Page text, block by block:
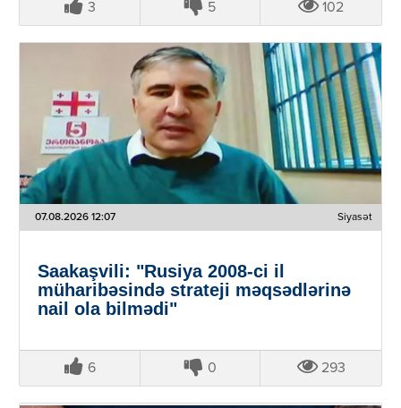
3 5 102
07.08.2026 12:07 Siyasət
Saakaşvili: "Rusiya 2008-ci il
müharibəsində strateji məqsədlərinə
nail ola bilmədi"
6 0 293